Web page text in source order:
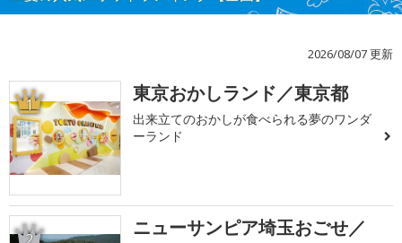
2026/08/07 更新
1 東京おかしランド／東京都
出来立てのおかしが食べられる夢のワンダ
ーランド
ニューサンピア埼玉おごせ／